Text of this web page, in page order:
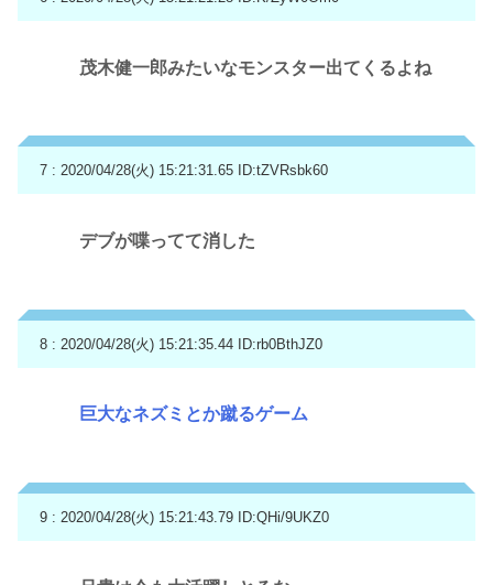
茂木健一郎みたいなモンスター出てくるよね
7 : 2020/04/28(火) 15:21:31.65 ID:tZVRsbk60
デブが喋ってて消した
8 : 2020/04/28(火) 15:21:35.44 ID:rb0BthJZ0
巨大なネズミとか蹴るゲーム
9 : 2020/04/28(火) 15:21:43.79 ID:QHi/9UKZ0